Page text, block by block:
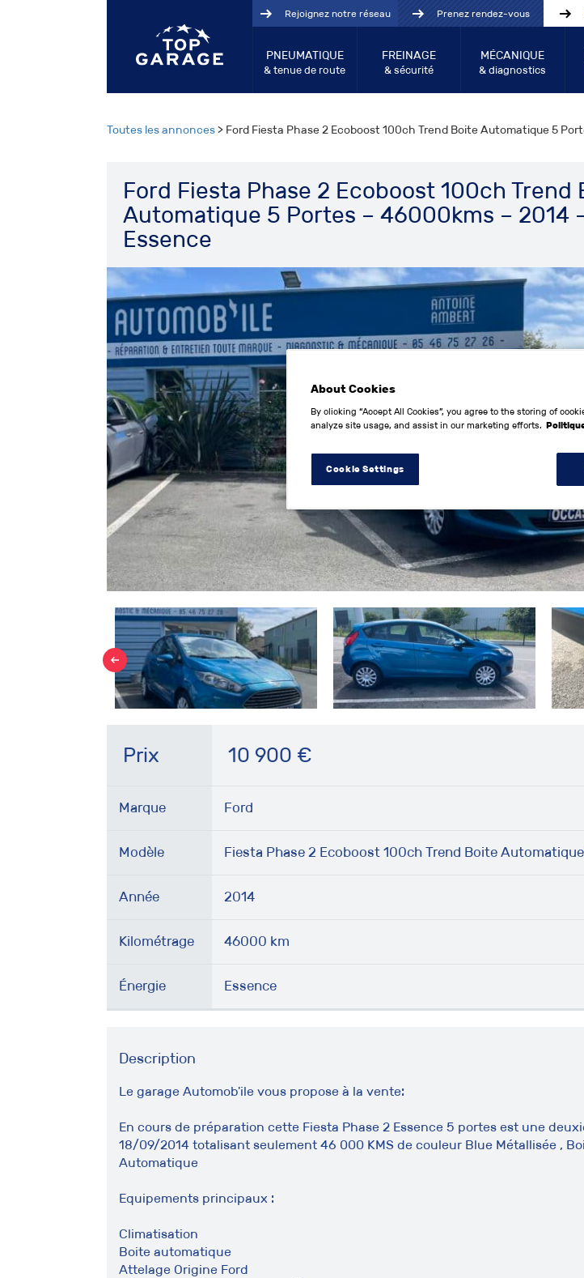
Rejoignez notre réseau Prenez rendez-vous
PNEUMATIQUE
& tenue de route
FREINAGE
& sécurité
MÉCANIQUE
& diagnostics
Toutes les annonces > Ford Fiesta Phase 2 Ecoboost 100ch Trend Boite Automatique 5
Ford Fiesta Phase 2 Ecoboost 100ch Trend
Automatique 5 Portes – 46000kms – 2014
Essence
Prix 10 900 €
Marque Ford
Modèle Fiesta Phase 2 Ecoboost 100ch Trend Boite
Année 2014
Kilométrage 46000 km
Énergie Essence
Description
Le garage Automob'ile vous propose à la vente:
En cours de préparation cette Fiesta Phase 2 Essence 5 portes est une
18/09/2014 totalisant seulement 46 000 KMS de couleur Blue Métallisée ,
Automatique
Equipements principaux :
Climatisation
Boite automatique
Attelage Origine Ford
About Cookies
By clicking “Accept All Cookies”, you agree to the storing of
analyze site usage, and assist in our marketing efforts.
Cookie Settings